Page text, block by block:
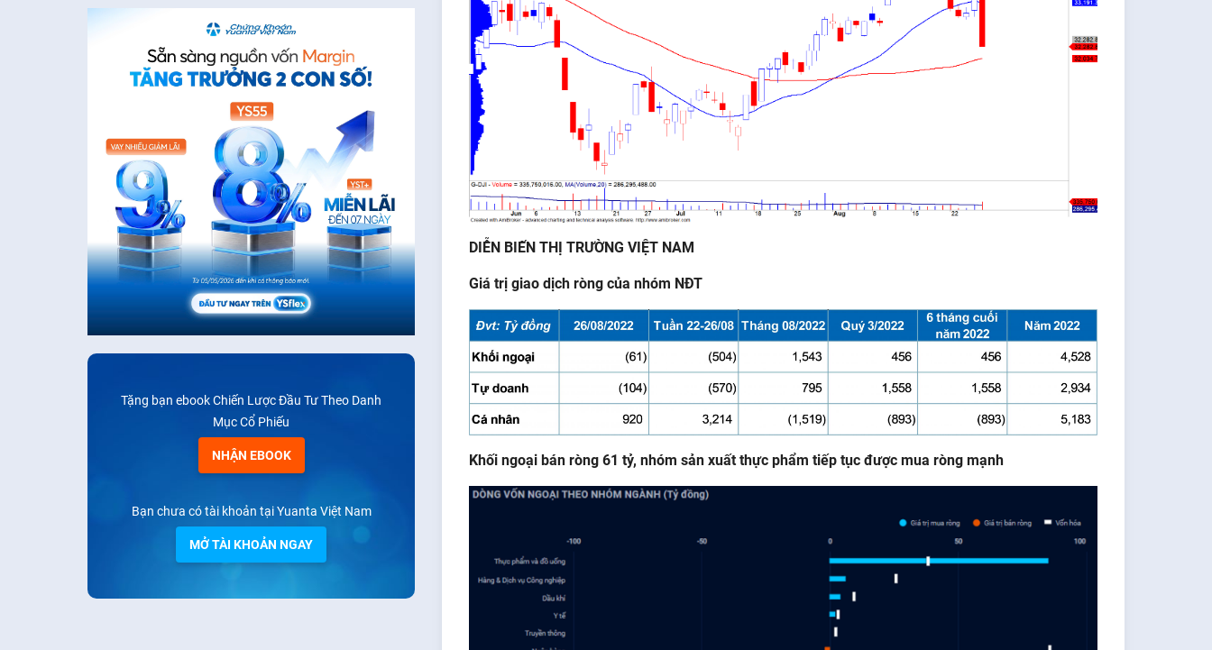
Tặng bạn ebook Chiến Lược Đầu Tư Theo Danh
Mục Cổ Phiếu
NHẬN EBOOK
Bạn chưa có tài khoản tại Yuanta Việt Nam
MỞ TÀI KHOẢN NGAY
DIỄN BIẾN THỊ TRƯỜNG VIỆT NAM
Giátrị giaodịch ròng củanhóm NĐT
Khối ngoại bán ròng 61tỷ,nhóm sản xuất thực phẩm tiếp tục được muaròng mạnh